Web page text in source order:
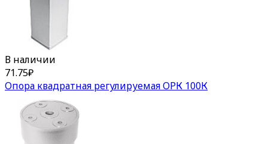
В наличии
71.75₽
Опора квадратная регулируемая ОРК 100К